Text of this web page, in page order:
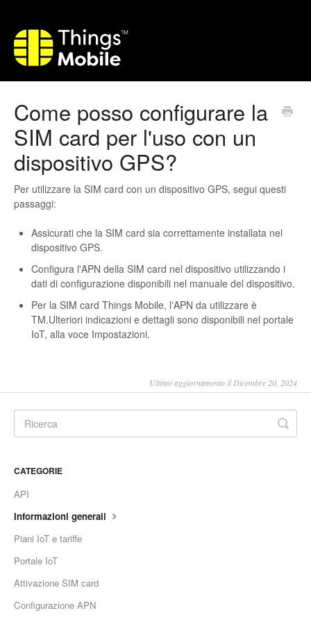
Come posso configurare la
SIM card per l'uso con un
dispositivo GPS?
Per utilizzare la SIM card con un dispositivo GPS, segui questi
passaggi:
Assicurati che la SIM card sia correttamente installata nel
dispositivo GPS.
Configura l'APN della SIM card nel dispositivo utilizzando i
dati di configurazione disponibili nel manuale del dispositivo.
Per la SIM card Things Mobile, l'APN da utilizzare è
TM.Ulteriori indicazioni e dettagli sono disponibili nel portale
IoT, alla voce Impostazioni.
Ultimo aggiornamento il Dicembre 20, 2024
CATEGORIE
API
Informazioni generali
Piani IoT e tariffe
Portale IoT
Attivazione SIM card
Configurazione APN